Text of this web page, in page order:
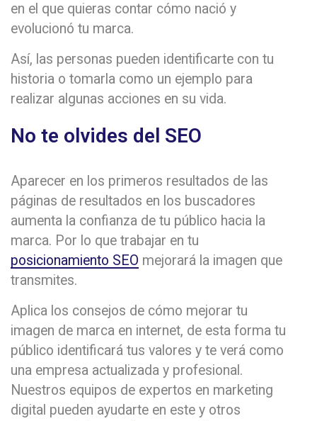
en el que quieras contar cómo nació y
evolucionó tu marca.
Así, las personas pueden identificarte con tu
historia o tomarla como un ejemplo para
realizar algunas acciones en su vida.
No te olvides del SEO
Aparecer en los primeros resultados de las
páginas de resultados en los buscadores
aumenta la confianza de tu público hacia la
marca. Por lo que trabajar en tu
posicionamiento SEO mejorará la imagen que
transmites.
Aplica los consejos de cómo mejorar tu
imagen de marca en internet, de esta forma tu
público identificará tus valores y te verá como
una empresa actualizada y profesional.
Nuestros equipos de expertos en marketing
digital pueden ayudarte en este y otros